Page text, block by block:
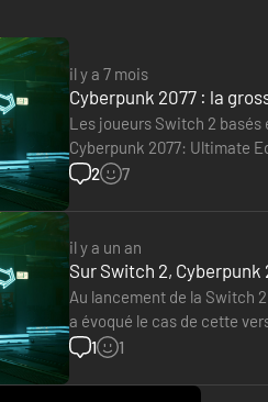
il y a 7 mois
Cyberpunk 2077 : la
Les joueurs Switch 2 basés
Cyberpunk 2077: Ultimate
offre était trop belle…
2 7
il y a un an
Sur Switch 2,
Au lancement de la Switch
a évoqué le cas de cette
machine, nous avons…
1 1